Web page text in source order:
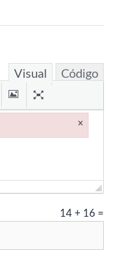
Visual Código
14 + 16 =
×